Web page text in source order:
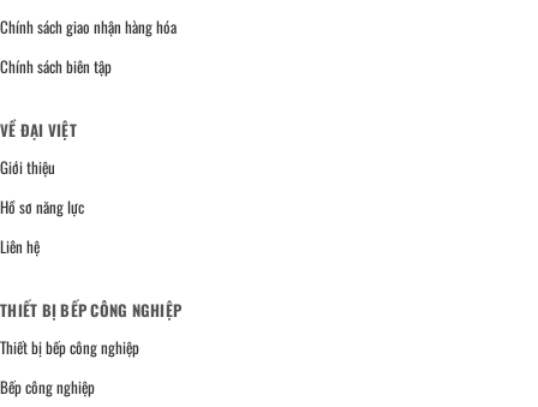
Chính sách giao nhận hàng hóa
Chính sách biên tập
VỀ ĐẠI VIỆT
Giới thiệu
Hồ sơ năng lực
Liên hệ
THIẾT BỊ BẾP CÔNG NGHIỆP
Thiết bị bếp công nghiệp
Bếp công nghiệp